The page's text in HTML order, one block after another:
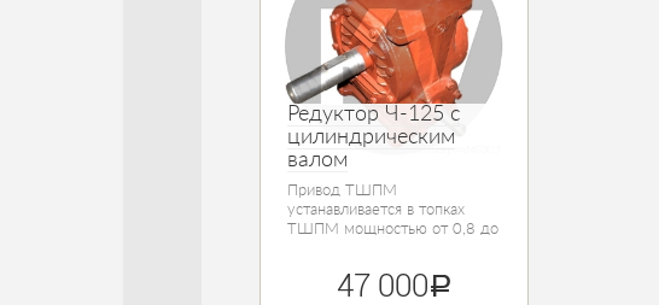
Редуктор Ч-125 с
цилиндрическим
валом
Привод ТШПМ
устанавливается в топках
ТШПМ мощностью от 0,8 до
47 000руб.